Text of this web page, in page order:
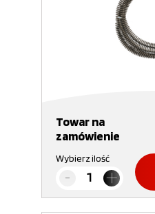
Towar na
zamówienie
Wybierz ilość